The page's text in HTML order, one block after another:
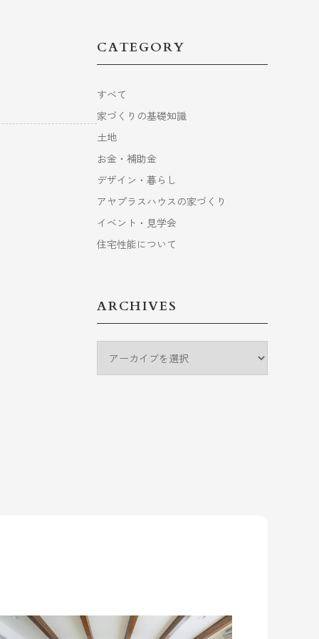
CATEGORY
すべて
家づくりの基礎知識
土地
お金・補助金
デザイン・暮らし
アヤプラスハウスの家づくり
イベント・見学会
住宅性能について
ARCHIVES